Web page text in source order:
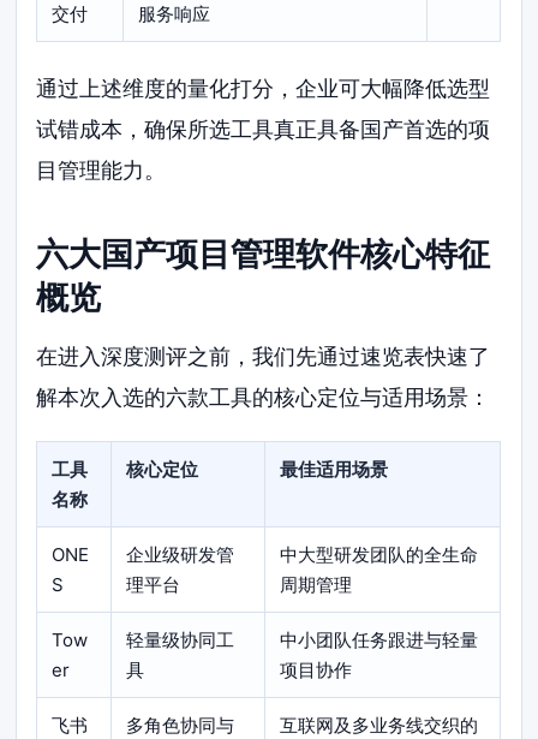
交付
服务响应
通过上述维度的量化打分，企业可大幅降低选型
试错成本，确保所选工具真正具备国产首选的项
目管理能力。
六大国产项目管理软件核心特征
概览
在进入深度测评之前，我们先通过速览表快速了
解本次入选的六款工具的核心定位与适用场景：
工具
名称
核心定位 最佳适用场景
ONE
S
企业级研发管
理平台
中大型研发团队的全生命
周期管理
Tow
er
轻量级协同工
具
中小团队任务跟进与轻量
项目协作
飞书
多角色协同与
互联网及多业务线交织的